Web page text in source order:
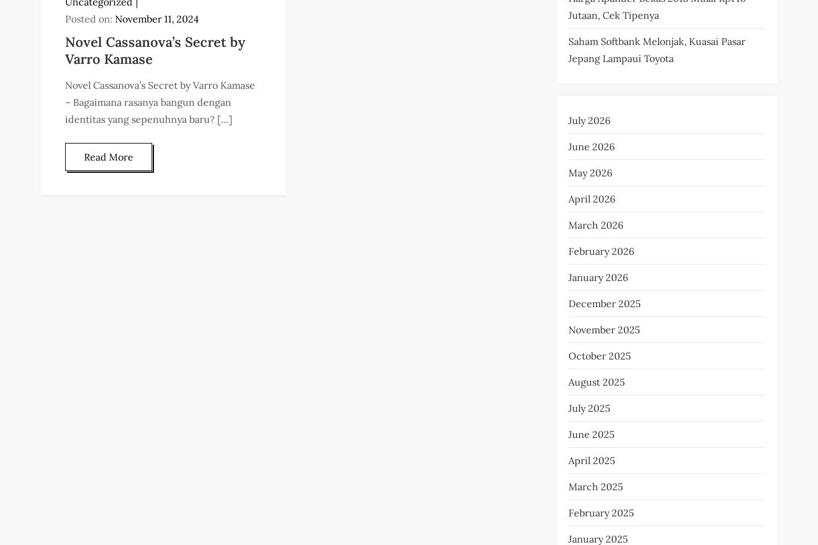
Posted on: November 11, 2024
Novel Cassanova’s Secret by
Varro Kamase
Novel Cassanova’s Secret by Varro Kamase
– Bagaimana rasanya bangun dengan
identitas yang sepenuhnya baru? […]
Read More
Jutaan, Cek Tipenya
Saham Softbank Melonjak, Kuasai Pasar
Jepang Lampaui Toyota
July 2026
June 2026
May 2026
April 2026
March 2026
February 2026
January 2026
December 2025
November 2025
October 2025
August 2025
July 2025
June 2025
April 2025
March 2025
February 2025
January 2025